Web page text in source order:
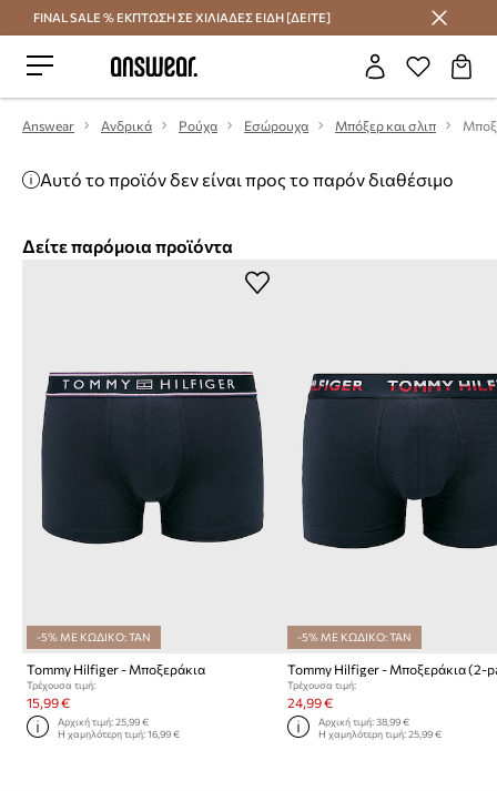
Εξοικονομήστε με το Answear Club
FINAL SALE % ΕΚΠΤΩΣΗ ΣΕ ΧΙΛΙΑΔΕΣ ΕΙΔΗ [ΔΕΙΤΕ]
Answear Ανδρικά Ρούχα Εσώρουχα Μπόξερ και σλιπ
Αυτό το προϊόν δεν είναι προς το παρόν διαθέσιμο
Δείτε παρόμοια προϊόντα
-5% ΜΕ ΚΩΔΙΚΟ: TAN
Tommy Hilfiger - Μποξεράκια
Τρέχουσα τιμή:
15,99 €
Αρχική τιμή:25,99 €
Η χαμηλότερη τιμή:16,99 €
-5% ΜΕ ΚΩΔΙΚΟ: TAN
Tommy Hilfiger - Μποξεράκια (2-
Τρέχουσα τιμή:
24,99 €
Αρχική τιμή: 38,99 €
Η χαμηλότερη τιμή: 25,99 €